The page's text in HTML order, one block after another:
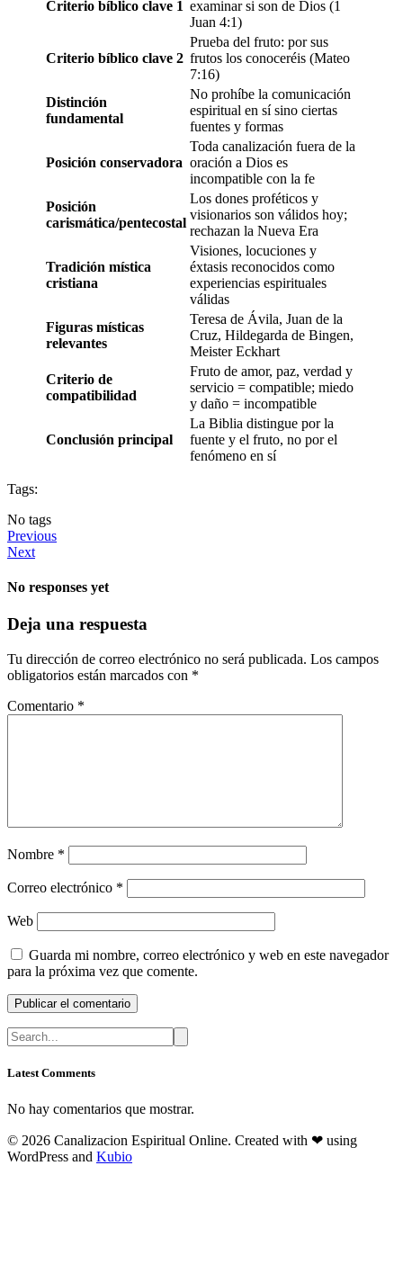
Criterio bíblico clave 1 examinar si son de Dios (1
Juan 4:1)
Criterio bíblico clave 2
Prueba del fruto: por sus
frutos los conoceréis (Mateo
7:16)
Distinción
fundamental
No prohíbe la comunicación
espiritual en sí sino ciertas
fuentes y formas
Posición conservadora
Toda canalización fuera de la
oración a Dios es
incompatible con la fe
Posición
carismática/pentecostal
Los dones proféticos y
visionarios son válidos hoy;
rechazan la Nueva Era
Tradición mística
cristiana
Visiones, locuciones y
éxtasis reconocidos como
experiencias espirituales
válidas
Figuras místicas
relevantes
Teresa de Ávila, Juan de la
Cruz, Hildegarda de Bingen,
Meister Eckhart
Criterio de
compatibilidad
Fruto de amor, paz, verdad y
servicio = compatible; miedo
y daño = incompatible
Conclusión principal
La Biblia distingue por la
fuente y el fruto, no por el
fenómeno en sí
Tags:
No tags
Previous
Next
No responses yet
Deja una respuesta
Tu dirección de correo electrónico no será publicada. Los campos
obligatorios están marcados con *
Comentario *
Nombre *
Correo electrónico *
Web
Guarda mi nombre, correo electrónico y web en este navegador
para la próxima vez que comente.
Latest Comments
No hay comentarios que mostrar.
© 2026 Canalizacion Espiritual Online. Created with ❤ using
WordPress and Kubio